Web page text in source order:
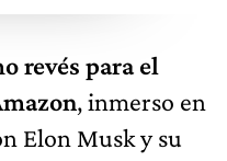
revés para el
, inmerso en
Elon Musk y su